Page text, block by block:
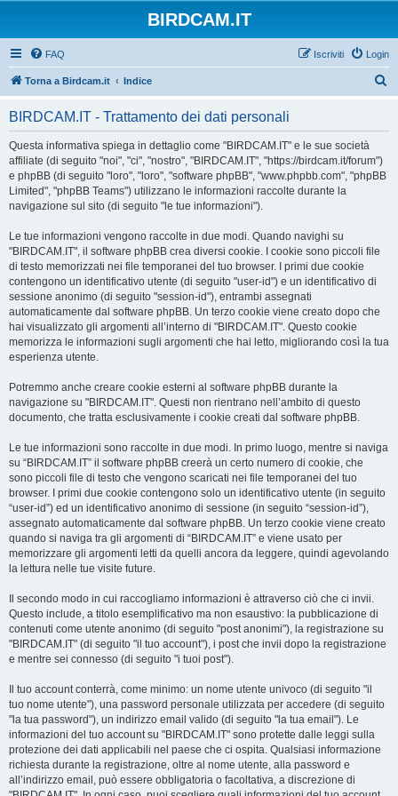
BIRDCAM.IT
FAQ Login
Iscriviti
Torna a Birdcam.it Indice
BIRDCAM.IT - Trattamento dei dati personali
Questa informativa spiega in dettaglio come "BIRDCAM.IT" e le sue società
affiliate (di seguito "noi", "ci", "nostro", "BIRDCAM.IT", "https://birdcam.it/forum")
e phpBB (di seguito "loro", "loro", "software phpBB", "www.phpbb.com", "phpBB
Limited", "phpBB Teams") utilizzano le informazioni raccolte durante la
navigazione sul sito (di seguito "le tue informazioni").
Le tue informazioni vengono raccolte in due modi. Quando navighi su
"BIRDCAM.IT", il software phpBB crea diversi cookie. I cookie sono piccoli file
di testo memorizzati nei file temporanei del tuo browser. I primi due cookie
contengono un identificativo utente (di seguito "user-id") e un identificativo di
sessione anonimo (di seguito "session-id"), entrambi assegnati
automaticamente dal software phpBB. Un terzo cookie viene creato dopo che
hai visualizzato gli argomenti all’interno di "BIRDCAM.IT". Questo cookie
memorizza le informazioni sugli argomenti che hai letto, migliorando così la tua
esperienza utente.
Potremmo anche creare cookie esterni al software phpBB durante la
navigazione su "BIRDCAM.IT". Questi non rientrano nell’ambito di questo
documento, che tratta esclusivamente i cookie creati dal software phpBB.
Le tue informazioni sono raccolte in due modi. In primo luogo, mentre si naviga
su “BIRDCAM.IT” il software phpBB creerà un certo numero di cookie, che
sono piccoli file di testo che vengono scaricati nei file temporanei del tuo
browser. I primi due cookie contengono solo un identificativo utente (in seguito
“user-id”) ed un identificativo anonimo di sessione (in seguito “session-id”),
assegnato automaticamente dal software phpBB. Un terzo cookie viene creato
quando si naviga tra gli argomenti di “BIRDCAM.IT” e viene usato per
memorizzare gli argomenti letti da quelli ancora da leggere, quindi agevolando
la lettura nelle tue visite future.
Il secondo modo in cui raccogliamo informazioni è attraverso ciò che ci invii.
Questo include, a titolo esemplificativo ma non esaustivo: la pubblicazione di
contenuti come utente anonimo (di seguito "post anonimi"), la registrazione su
"BIRDCAM.IT" (di seguito "il tuo account"), i post che invii dopo la registrazione
e mentre sei connesso (di seguito "i tuoi post").
Il tuo account conterrà, come minimo: un nome utente univoco (di seguito "il
tuo nome utente"), una password personale utilizzata per accedere (di seguito
"la tua password"), un indirizzo email valido (di seguito "la tua email"). Le
informazioni del tuo account su "BIRDCAM.IT" sono protette dalle leggi sulla
protezione dei dati applicabili nel paese che ci ospita. Qualsiasi informazione
richiesta durante la registrazione, oltre al nome utente, alla password e
all’indirizzo email, può essere obbligatoria o facoltativa, a discrezione di